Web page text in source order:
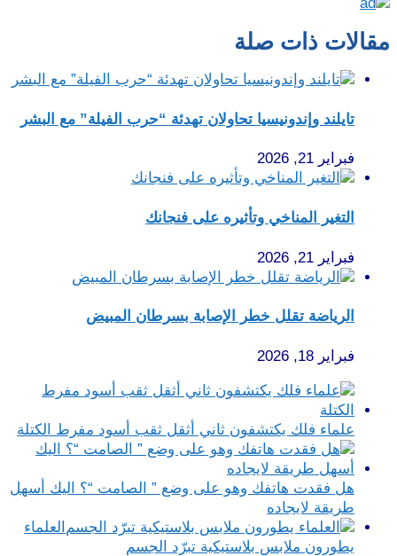
مقالات ذات صلة
تايلند وإندونيسيا تحاولان تهدئة “حرب الفيلة” مع البشر
فبراير 21, 2026
التغير المناخي وتأثيره على فنجانك
فبراير 21, 2026
الرياضة تقلل خطر الإصابة بسرطان المبيض
فبراير 18, 2026
علماء فلك يكتشفون ثاني أثقل ثقب أسود مفرط الكتلة
هل فقدت هاتفك وهو على وضع ” الصامت “؟ اليك أسهل
طريقة لايجاده
العلماء
يطورون ملابس بلاستيكية تبرّد الجسم